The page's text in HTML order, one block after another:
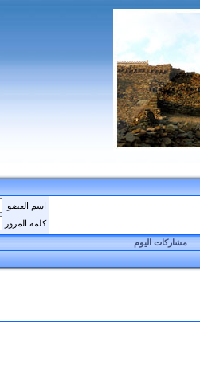
اسم العضو
كلمة المرور
مشاركات اليوم